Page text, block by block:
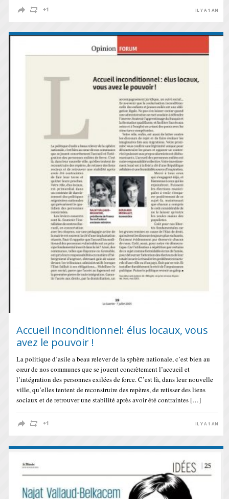
IL Y A 1 AN
Accueil inconditionnel: élus locaux, vous
avez le pouvoir !
La politique d’asile a beau relever de la sphère nationale, c’est bien au
cœur de nos communes que se jouent concrètement l’accueil et
l’intégration des personnes exilées de force. C’est là, dans leur nouvelle
ville, qu’elles tentent de reconstruire des repères, de retisser des liens
sociaux et de retrouver une stabilité après avoir été contraintes […]
IL Y A 1 AN